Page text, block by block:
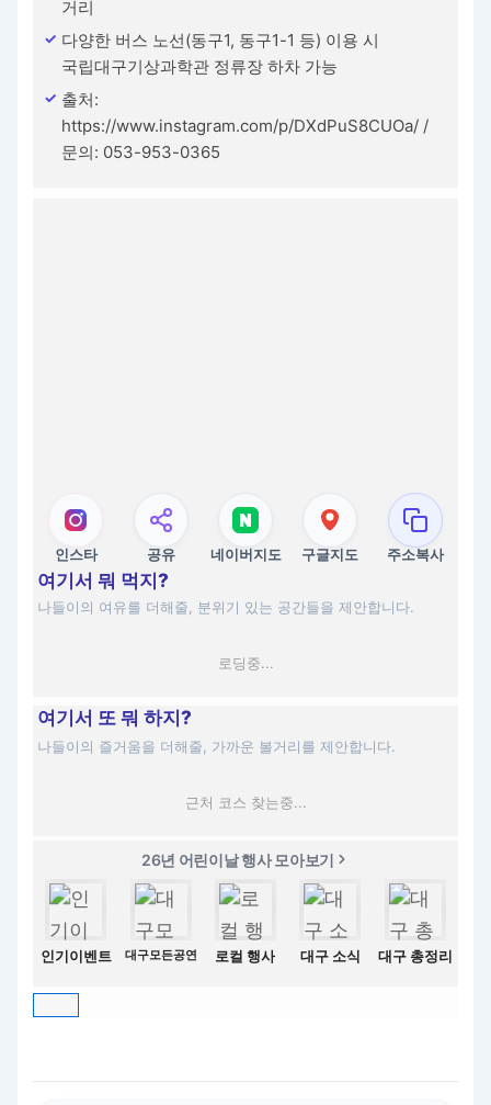
거리
다양한 버스 노선(동구1, 동구1-1 등) 이용 시
국립대구기상과학관 정류장 하차 가능
출처:
https://www.instagram.com/p/DXdPuS8CUOa/ /
문의: 053-953-0365
인스타 공유 네이버지도 구글지도 주소복사
여기서 뭐 먹지?
나들이의 여유를 더해줄, 분위기 있는 공간들을 제안합니다.
로딩중...
여기서 또 뭐 하지?
나들이의 즐거움을 더해줄, 가까운 볼거리를 제안합니다.
근처 코스 찾는중...
26년 어린이날 행사 모아보기
인기이벤트 대구모든공연 로컬 행사 대구 소식 대구 총정리